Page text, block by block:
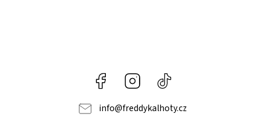
Facebook Instagram
info@freddykalhoty.cz